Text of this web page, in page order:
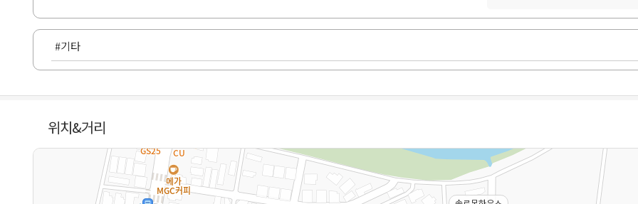
#기타
위치&거리